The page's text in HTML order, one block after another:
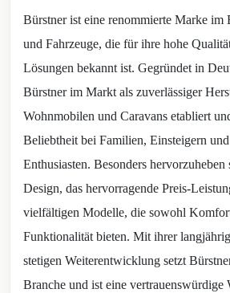
Bürstner ist eine renommierte Marke im
und Fahrzeuge, die für ihre hohe
Lösungen bekannt ist. Gegründet in
Bürstner im Markt als zuverlässiger
Wohnmobilen und Caravans etabliert
Beliebtheit bei Familien, Einsteigern
Enthusiasten. Besonders hervorzuheben
Design, das hervorragende Preis-
vielfältigen Modelle, die sowohl
Funktionalität bieten. Mit ihrer
stetigen Weiterentwicklung setzt
Branche und ist eine vertrauenswürdige